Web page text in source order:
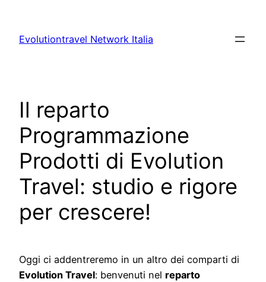
contenuto
Evolutiontravel Network Italia
Il reparto
Programmazione
Prodotti di Evolution
Travel: studio e rigore
per crescere!
Oggi ci addentreremo in un altro dei comparti di
Evolution Travel: benvenuti nel reparto